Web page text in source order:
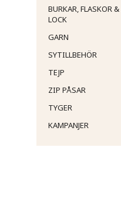
BURKAR, FLASKOR &
LOCK
GARN
SYTILLBEHÖR
TEJP
ZIP PÅSAR
TYGER
KAMPANJER